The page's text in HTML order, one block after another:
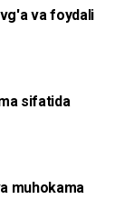
va foydali
sifatida
muhokama